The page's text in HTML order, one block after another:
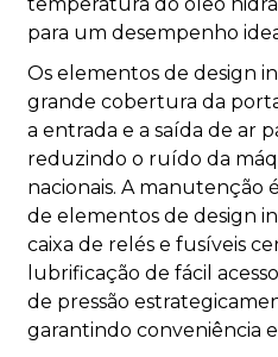
para um desempenho
Os elementos de design
grande cobertura da
a entrada e a saída de ar
reduzindo o ruído da
nacionais. A manutenção
de elementos de design
caixa de relés e fusíveis
lubrificação de fácil
de pressão
garantindo conveniência